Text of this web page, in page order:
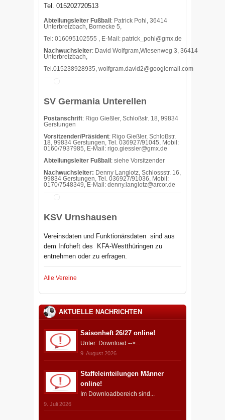
Tel. 015202720513
Abteilungsleiter Fußball : Patrick Pohl, 36414
Unterbreizbach, Bornecke 5,
Tel: 016095102555 , E-Mail: patrick_pohl@gmx.de
Nachwuchsleiter: David Wolfgram,Wiesenweg 3, 36414
Unterbreizbach,
Tel.015238928935, wolfgram.david2@googlemail.com
SV Germania Unterellen
Postanschrift: Rigo Gießler, Schloßstr. 18, 99834
Gerstungen
Vorsitzender/Präsident: Rigo Gießler, Schloßstr.
18, 99834 Gerstungen, Tel. 036927/91045, Mobil:
0160/7937985, E-Mail: rigo.giessler@gmx.de
Abteilungsleiter Fußball : siehe Vorsitzender
Nachwuchsleiter: Denny Langlotz, Schlossstr. 16,
99834 Gerstungen, Tel. 036927/91036, Mobil:
0170/7548349, E-Mail: denny.langlotz@arcor.de
KSV Urnshausen
Vereinsdaten und Funktionärsdaten sind aus
dem Infoheft des
KFA-Westthüringen zu
entnehmen oder zu erfragen.
Alle Vereine
AKTUELLE NACHRICHTEN
Saisonheft 26/27 online!
Unter: Download -->...
9. August 2026
Staffeleinteilungen Männer
online!
Im Downloadbereich sind...
9. Juli 2026